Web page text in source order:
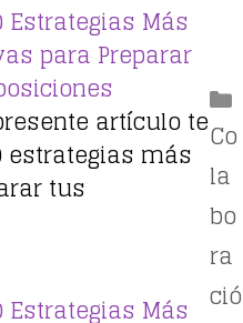
Estrategias Más
para Preparar
artículo te
más
tus
Estrategias Más
Co
la
bo
ra
ció